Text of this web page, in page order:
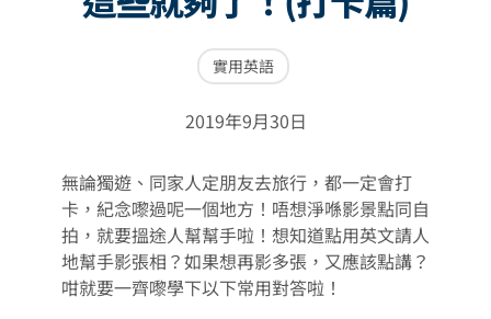
實用英語
2019年9月30日
無論獨遊、同家人定朋友去旅行，都一定會打
卡，紀念嚟過呢一個地方！唔想淨喺影景點同自
拍，就要搵途人幫幫手啦！想知道點用英文請人
地幫手影張相？如果想再影多張，又應該點講？
咁就要一齊嚟學下以下常用對答啦！